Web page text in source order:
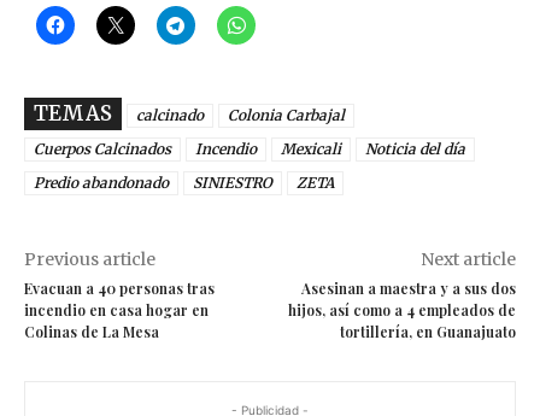
TEMAS calcinado
Colonia Carbajal
Cuerpos Calcinados
Incendio Mexicali
Noticia del día
Predio abandonado
SINIESTRO ZETA
Previous article
Evacuan a 40 personas tras
incendio en casa hogar en
Colinas de La Mesa
Next article
Asesinan a maestra y a sus dos
hijos, así como a 4 empleados de
tortillería, en Guanajuato
- Publicidad -